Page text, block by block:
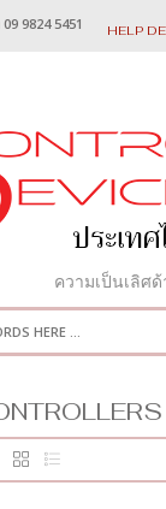
9824 5451 HELP
ความเป็นเลิศ